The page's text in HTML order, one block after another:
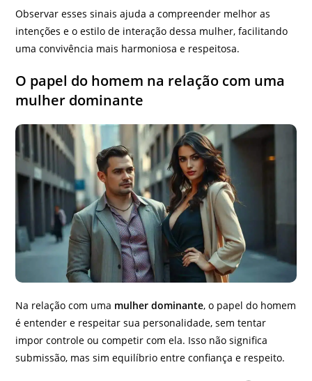
Observar esses sinais ajuda a compreender melhor as
intenções e o estilo de interação dessa mulher, facilitando
uma convivência mais harmoniosa e respeitosa.
O papel do homem na relação com uma
mulher dominante
Na relação com uma mulher dominante, o papel do homem
é entender e respeitar sua personalidade, sem tentar
impor controle ou competir com ela. Isso não significa
submissão, mas sim equilíbrio entre confiança e respeito.